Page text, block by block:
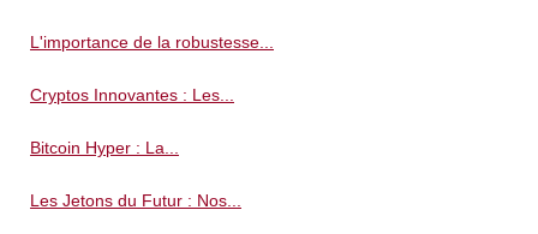
L'importance de la robustesse...
Cryptos Innovantes : Les...
Bitcoin Hyper : La...
Les Jetons du Futur : Nos...